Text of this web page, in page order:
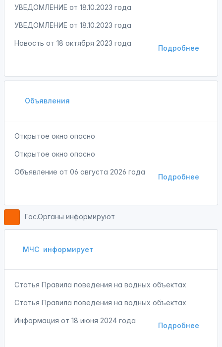
УВЕДОМЛЕНИЕ от 18.10.2023 года
УВЕДОМЛЕНИЕ от 18.10.2023 года
Подробнее
Новость от 18 октября 2023 года
Объявления
Открытое окно опасно
Открытое окно опасно
Подробнее
Объявление от 06 августа 2026 года
Гос.Органы информируют
МЧС информирует
Статья Правила поведения на водных объектах
Статья Правила поведения на водных объектах
Подробнее
Информация от 18 июня 2024 года